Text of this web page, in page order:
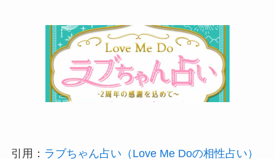
引用： ラブちゃん占い（Love Me Doの相性占い）